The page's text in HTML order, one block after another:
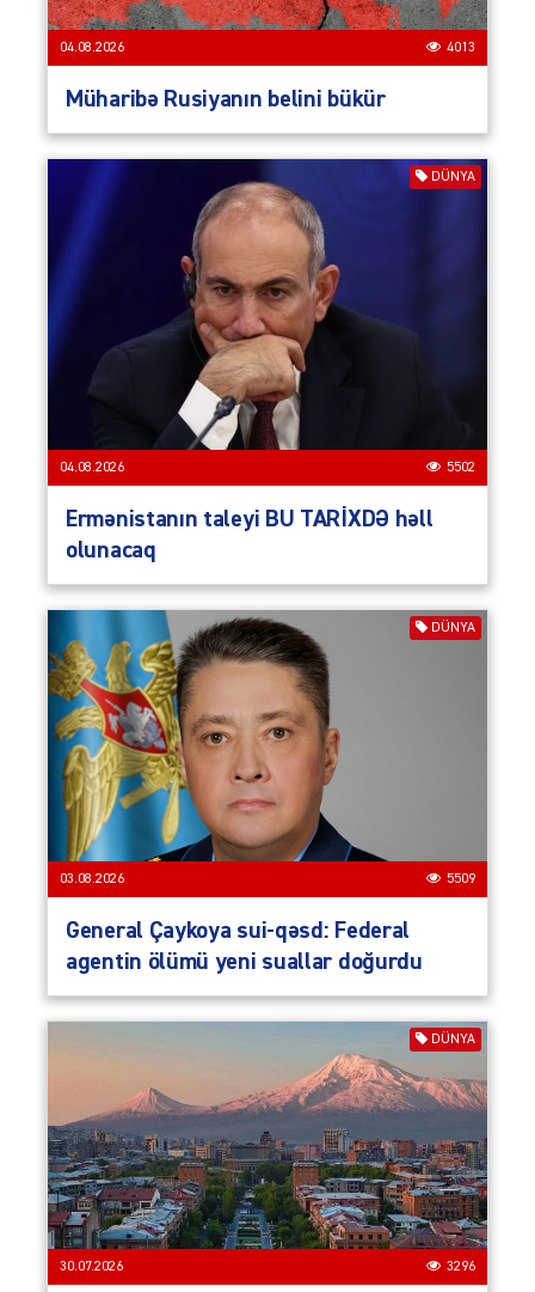
04.08.2026 4013
Müharibə Rusiyanın belini bükür
DÜNYA
04.08.2026 5502
Ermənistanın taleyi BU TARİXDƏ həll
olunacaq
DÜNYA
03.08.2026 5509
General Çaykoya sui-qəsd: Federal
agentin ölümü yeni suallar doğurdu
DÜNYA
30.07.2026 3296